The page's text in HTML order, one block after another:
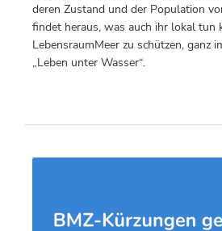
deren Zustand und der Population
findet heraus, was auch ihr lokal tun
LebensraumMeer zu schützen, ganz
„Leben unter Wasser“.